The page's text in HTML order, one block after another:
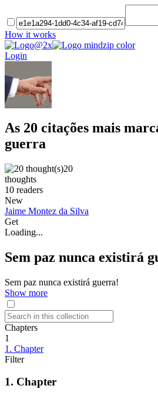
How it works
Login
As 20 citações mais
guerra
20
thoughts
10 readers
New
Jaime Montez da Silva
Get
Loading...
Sem paz nunca existirá
Sem paz nunca existirá guerra!
Show more
Chapters
1
1. Chapter
Filter
1. Chapter